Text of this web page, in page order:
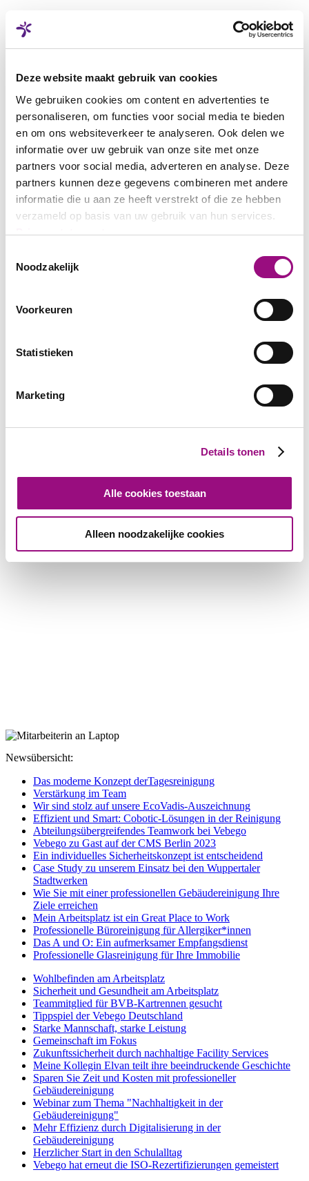
Deze website maakt gebruik van cookies
We gebruiken cookies om content en advertenties te
personaliseren, om functies voor social media te bieden
en om ons websiteverkeer te analyseren. Ook delen we
informatie over uw gebruik van onze site met onze
partners voor social media, adverteren en analyse. Deze
partners kunnen deze gegevens combineren met andere
informatie die u aan ze heeft verstrekt of die ze hebben
verzameld op basis van uw gebruik van hun services.
Privacystatement
Noodzakelijk
Voorkeuren
Statistieken
Marketing
Details tonen
Alle cookies toestaan
Alleen noodzakelijke cookies
Newsübersicht:
Das moderne Konzept derTagesreinigung
Verstärkung im Team
Wir sind stolz auf unsere EcoVadis-Auszeichnung
Effizient und Smart: Cobotic-Lösungen in der Reinigung
Abteilungsübergreifendes Teamwork bei Vebego
Vebego zu Gast auf der CMS Berlin 2023
Ein individuelles Sicherheitskonzept ist entscheidend
Case Study zu unserem Einsatz bei den Wuppertaler
Stadtwerken
Wie Sie mit einer professionellen Gebäudereinigung Ihre
Ziele erreichen
Mein Arbeitsplatz ist ein Great Place to Work
Professionelle Büroreinigung für Allergiker*innen
Das A und O: Ein aufmerksamer Empfangsdienst
Professionelle Glasreinigung für Ihre Immobilie
Wohlbefinden am Arbeitsplatz
Sicherheit und Gesundheit am Arbeitsplatz
Teammitglied für BVB-Kartrennen gesucht
Tippspiel der Vebego Deutschland
Starke Mannschaft, starke Leistung
Gemeinschaft im Fokus
Zukunftssicherheit durch nachhaltige Facility Services
Meine Kollegin Elvan teilt ihre beeindruckende Geschichte
Sparen Sie Zeit und Kosten mit professioneller
Gebäudereinigung
Webinar zum Thema "Nachhaltigkeit in der
Gebäudereinigung"
Mehr Effizienz durch Digitalisierung in der
Gebäudereinigung
Herzlicher Start in den Schulalltag
Vebego hat erneut die ISO-Rezertifizierungen gemeistert